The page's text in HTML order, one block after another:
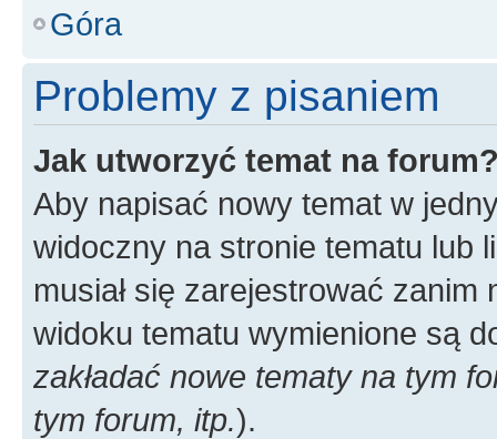
Góra
Problemy z pisaniem
Jak utworzyć temat na
Aby napisać nowy temat w
widoczny na stronie tematu lub
musiał się zarejestrować
widoku tematu wymienione są
zakładać nowe tematy na tym
tym forum, itp.).